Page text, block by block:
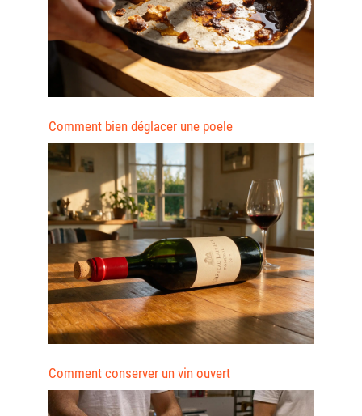
Comment bien déglacer une poele
Comment conserver un vin ouvert